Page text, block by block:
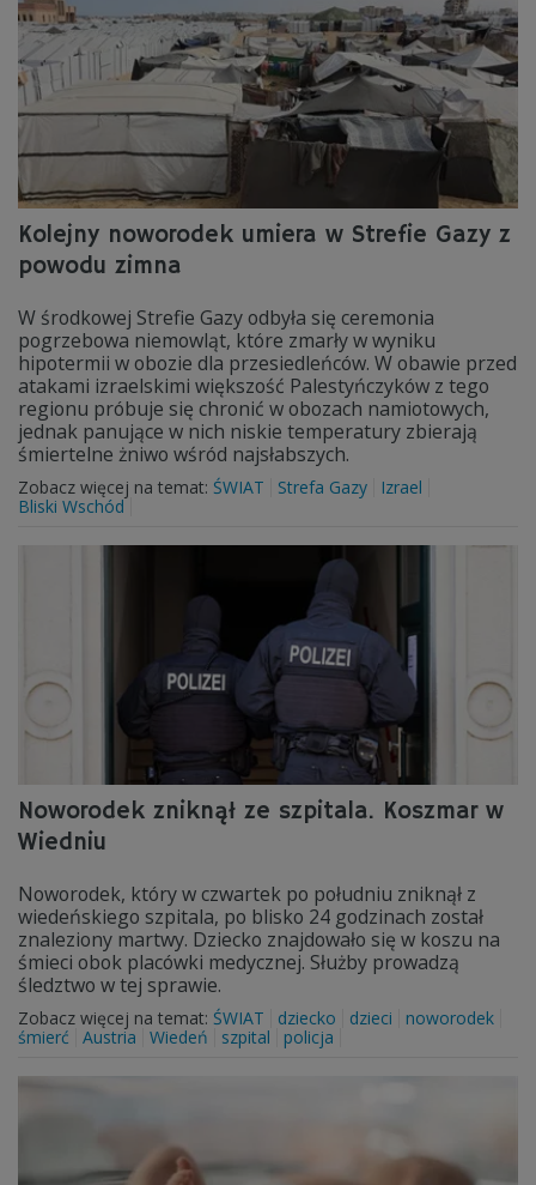
Kolejny noworodek umiera w Strefie Gazy z
powodu zimna
W środkowej Strefie Gazy odbyła się ceremonia
pogrzebowa niemowląt, które zmarły w wyniku
hipotermii w obozie dla przesiedleńców. W obawie przed
atakami izraelskimi większość Palestyńczyków z tego
regionu próbuje się chronić w obozach namiotowych,
jednak panujące w nich niskie temperatury zbierają
śmiertelne żniwo wśród najsłabszych.
Zobacz więcej na temat: ŚWIAT Strefa Gazy
Izrael
Bliski Wschód
Noworodek zniknął ze szpitala. Koszmar w
Wiedniu
Noworodek, który w czwartek po południu zniknął z
wiedeńskiego szpitala, po blisko 24 godzinach został
znaleziony martwy. Dziecko znajdowało się w koszu na
śmieci obok placówki medycznej. Służby prowadzą
śledztwo w tej sprawie.
Zobacz więcej na temat: ŚWIAT dziecko dzieci
noworodek
śmierć
Austria Wiedeń szpital policja